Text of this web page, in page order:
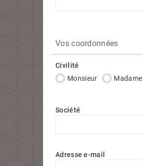
Vos coordonnées
Civilité
Monsieur
Madame
Société
Adresse e-mail